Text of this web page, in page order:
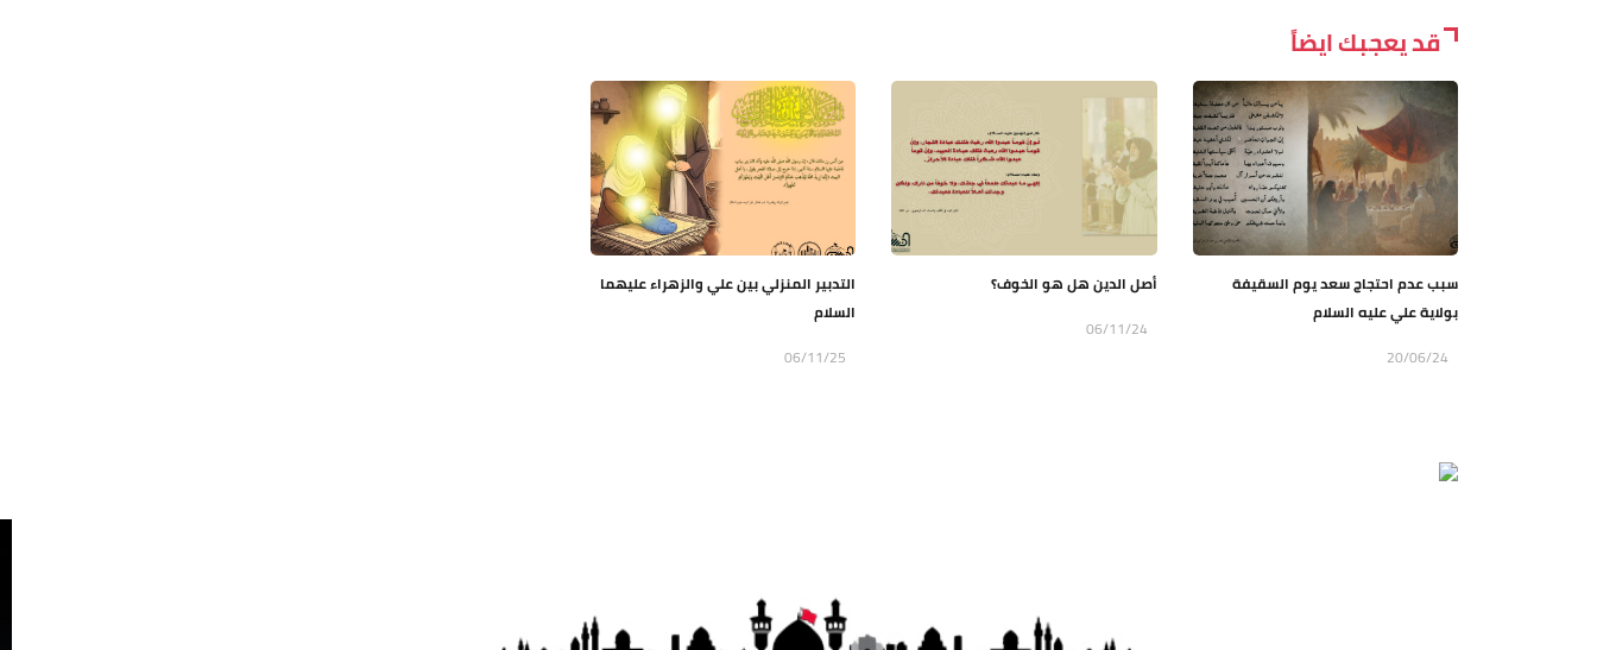
قد يعجبك ايضاً
سبب عدم احتجاج سعد يوم السقيفة
بولاية علي عليه السلام
20/06/24
أصل الدين هل هو الخوف؟
06/11/24
التدبير المنزلي بين علي والزهراء عليهما
السلام
06/11/25